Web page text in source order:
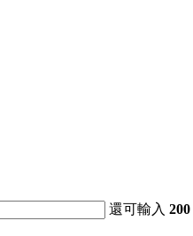
還可輸入200